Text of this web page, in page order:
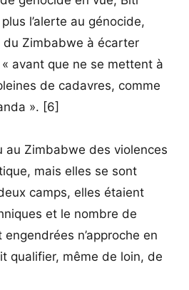
l’alerte au génocide,
du Zimbabwe à écarter
avant que ne se mettent à
de cadavres, comme
». [6]
au Zimbabwe des violences
mais elles se sont
camps, elles étaient
et le nombre de
engendrées n’approche en
qualifier, même de loin, de